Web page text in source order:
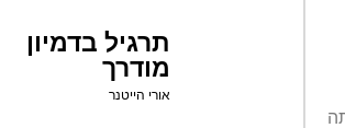
תרגיל בדמיון
מודרך
אורי הייטנר